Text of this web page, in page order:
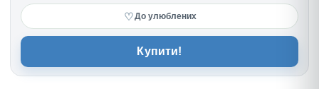
♡До улюблених
Купити!